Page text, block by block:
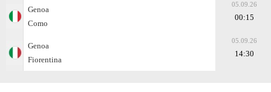
Genoa
Como
05.09.26
00:15
Genoa
Fiorentina
05.09.26
14:30